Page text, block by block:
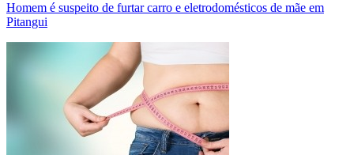
Homem é suspeito de furtar carro e eletrodomésticos de mãe em
Pitangui